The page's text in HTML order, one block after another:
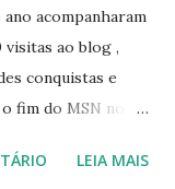
acompanharam
visitas ao blog ,
conquistas e
fim do MSN no
nacional , aLEIA MAIS